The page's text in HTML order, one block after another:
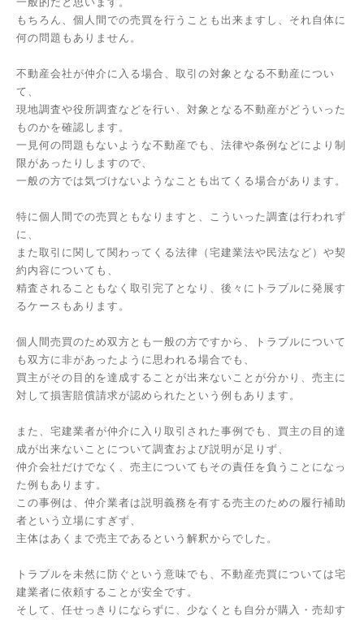
もちろん、個人間での売買を行うことも出来ますし、それ自体に
何の問題もありません。
不動産会社が仲介に入る場合、取引の対象となる不動産につい
て、
現地調査や役所調査などを行い、対象となる不動産がどういった
ものかを確認します。
一見何の問題もないような不動産でも、法律や条例などにより制
限があったりしますので、
一般の方では気づけないようなことも出てくる場合があります。
特に個人間での売買ともなりますと、こういった調査は行われず
に、
また取引に関して関わってくる法律（宅建業法や民法など）や契
約内容についても、
精査されることもなく取引完了となり、後々にトラブルに発展す
るケースもあります。
個人間売買のため双方とも一般の方ですから、トラブルについて
も双方に非があったように思われる場合でも、
買主がその目的を達成することが出来ないことが分かり、売主に
対して損害賠償請求が認められたという例もあります。
また、宅建業者が仲介に入り取引された事例でも、買主の目的達
成が出来ないことについて調査および説明が足りず、
仲介会社だけでなく、売主についてもその責任を負うことになっ
た例もあります。
この事例は、仲介業者は説明義務を有する売主のための履行補助
者という立場にすぎず、
主体はあくまで売主であるという解釈からでした。
トラブルを未然に防ぐという意味でも、不動産売買については宅
建業者に依頼することが安全です。
そして、任せっきりにならずに、少なくとも自分が購入・売却す